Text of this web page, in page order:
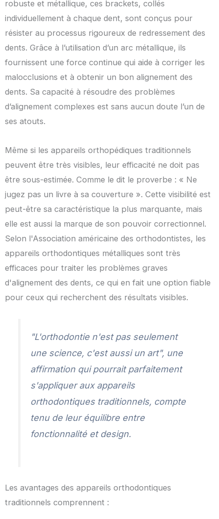
robuste et métallique, ces brackets, collés
individuellement à chaque dent, sont conçus pour
résister au processus rigoureux de redressement des
dents. Grâce à l’utilisation d’un arc métallique, ils
fournissent une force continue qui aide à corriger les
malocclusions et à obtenir un bon alignement des
dents. Sa capacité à résoudre des problèmes
d’alignement complexes est sans aucun doute l’un de
ses atouts.
Même si les appareils orthopédiques traditionnels
peuvent être très visibles, leur efficacité ne doit pas
être sous-estimée. Comme le dit le proverbe : « Ne
jugez pas un livre à sa couverture ». Cette visibilité est
peut-être sa caractéristique la plus marquante, mais
elle est aussi la marque de son pouvoir correctionnel.
Selon l'Association américaine des orthodontistes, les
appareils orthodontiques métalliques sont très
efficaces pour traiter les problèmes graves
d'alignement des dents, ce qui en fait une option fiable
pour ceux qui recherchent des résultats visibles.
"L'orthodontie n'est pas seulement
une science, c'est aussi un art", une
affirmation qui pourrait parfaitement
s'appliquer aux appareils
orthodontiques traditionnels, compte
tenu de leur équilibre entre
fonctionnalité et design.
Les avantages des appareils orthodontiques
traditionnels comprennent :